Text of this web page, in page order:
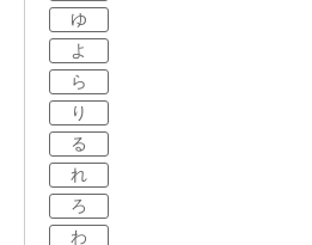
ゆ
よ
ら
り
る
れ
ろ
わ